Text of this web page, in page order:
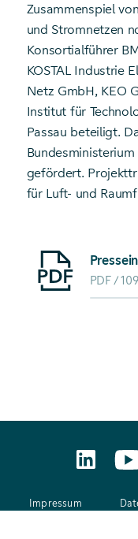
Zusammenspiel
und Stromnetzen
Konsortialführer
KOSTAL Industrie
Netz GmbH, KEO
Institut für
Passau beteiligt.
gefördert.
für Luft- und
Starte Download
PDF
Impressum